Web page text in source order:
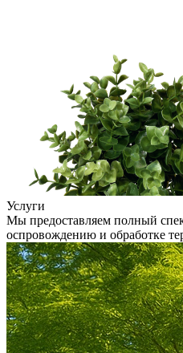
Услуги
Мы предоставляем полный
оспровождению и обработке